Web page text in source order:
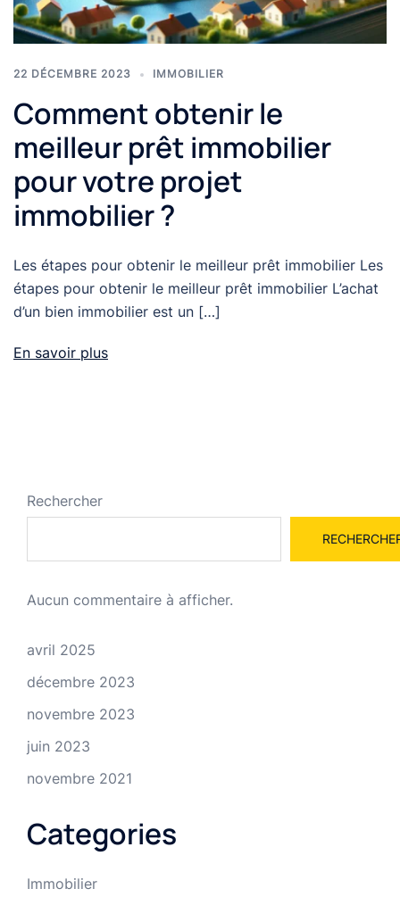
22 DÉCEMBRE 2023 IMMOBILIER
Comment obtenir le
meilleur prêt immobilier
pour votre projet
immobilier ?
Les étapes pour obtenir le meilleur prêt immobilier Les
étapes pour obtenir le meilleur prêt immobilier L’achat
d’un bien immobilier est un […]
En savoir plus
Rechercher
Aucun commentaire à afficher.
avril 2025
décembre 2023
novembre 2023
juin 2023
novembre 2021
Categories
Immobilier